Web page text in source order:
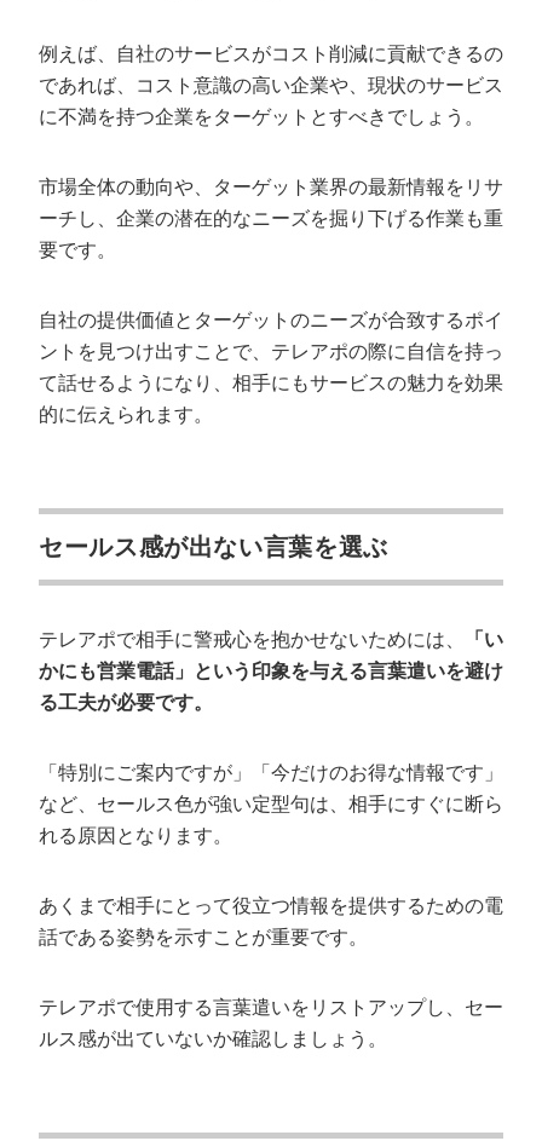
例えば、自社のサービスがコスト削減に貢献できるの
であれば、コスト意識の高い企業や、現状のサービス
に不満を持つ企業をターゲットとすべきでしょう。
市場全体の動向や、ターゲット業界の最新情報をリサ
ーチし、企業の潜在的なニーズを掘り下げる作業も重
要です。
自社の提供価値とターゲットのニーズが合致するポイ
ントを見つけ出すことで、テレアポの際に自信を持っ
て話せるようになり、相手にもサービスの魅力を効果
的に伝えられます。
セールス感が出ない言葉を選ぶ
テレアポで相手に警戒心を抱かせないためには、
「い
かにも営業電話」という印象を与える言葉遣いを避け
る工夫が必要です。
「特別にご案内ですが」「今だけのお得な情報です」
など、セールス色が強い定型句は、相手にすぐに断ら
れる原因となります。
あくまで相手にとって役立つ情報を提供するための電
話である姿勢を示すことが重要です。
テレアポで使用する言葉遣いをリストアップし、セー
ルス感が出ていないか確認しましょう。